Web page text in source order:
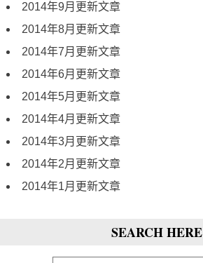
2014年9月更新文章
2014年8月更新文章
2014年7月更新文章
2014年6月更新文章
2014年5月更新文章
2014年4月更新文章
2014年3月更新文章
2014年2月更新文章
2014年1月更新文章
SEARCH HERE